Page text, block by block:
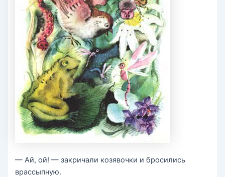
— Ай, ой! — закричали козявочки и бросились
врассыпную.